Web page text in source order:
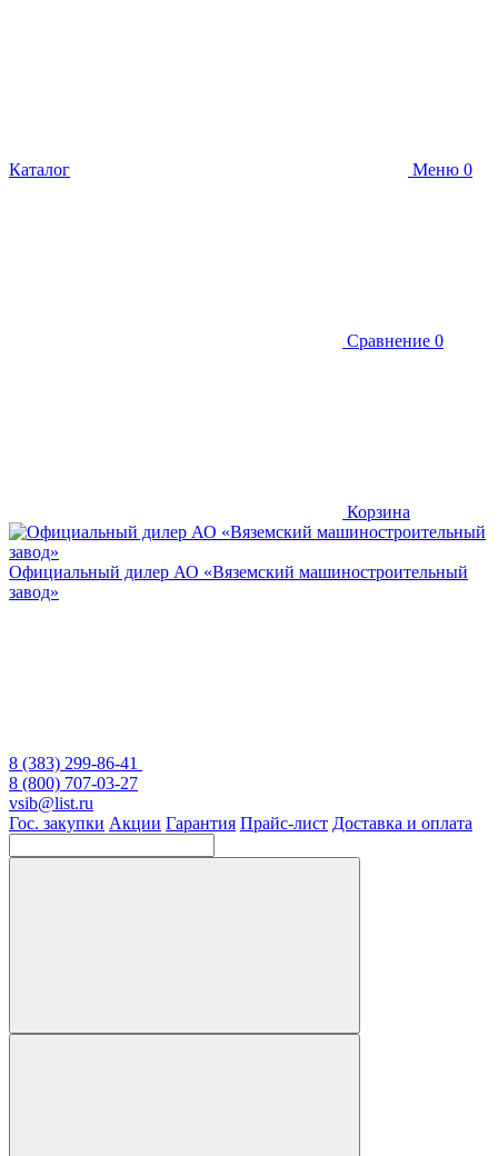
Каталог Меню 0
Сравнение 0
Корзина
Официальный дилер АО «Вяземский машиностроительный
завод»
8 (383) 299-86-41
8 (800) 707-03-27
vsib@list.ru
Гос. закупки Акции Гарантия Прайс-лист Доставка и оплата